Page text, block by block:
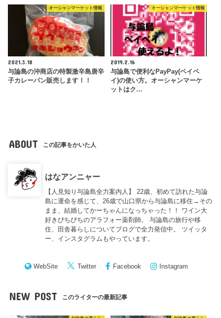
オーシャンマーケット情報
2021.3.18
与論島の沖商店の特製激辛島唐辛
子カレーパン販売します！！
オーシャンマーケット情報
2019.2.16
与論島で便利なPayPay(ペイペ
イ)の使い方。オーシャンマーケ
ットはク…
ABOUT この記事をかいた人
はなアンニャー
【人見知り与論島全力案内人】 22歳、初めて訪れた与論
島に運命を感じて、26歳で山口県から与論島に移住→その
まま、結婚してかーちゃんになっちゃった！！ ワイン大
好きぴちぴちのアラフォー薬剤師。 与論島の旅行や移
住、田舎暮らしについてブログで全力発信中。 ツイッタ
ー、インスタグラムもやっています。
WebSite Twitter Facebook Instagram
NEW POST このライターの最新記事